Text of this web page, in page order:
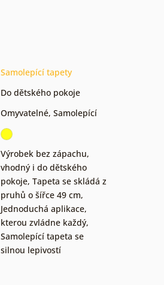
Samolepící tapety
Do dětského pokoje
Omyvatelné, Samolepící
Výrobek bez zápachu,
vhodný i do dětského
pokoje, Tapeta se skládá z
pruhů o šířce 49 cm,
Jednoduchá aplikace,
kterou zvládne každý,
Samolepící tapeta se
silnou lepivostí